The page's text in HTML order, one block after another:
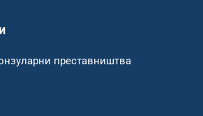
преставништва